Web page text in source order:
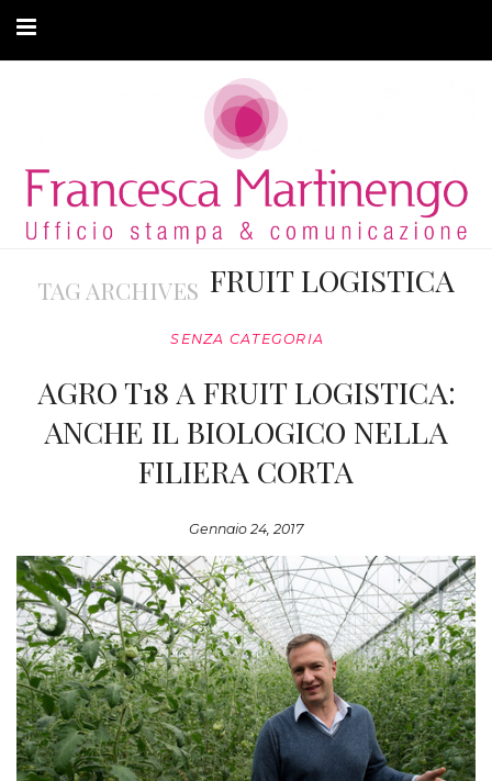
ARTICOLI
MODA ADATTIVA
CONTATTI
TAG ARCHIVES FRUIT LOGISTICA
SENZA CATEGORIA
AGRO T18 A FRUIT LOGISTICA:
ANCHE IL BIOLOGICO NELLA
FILIERA CORTA
Gennaio 24, 2017